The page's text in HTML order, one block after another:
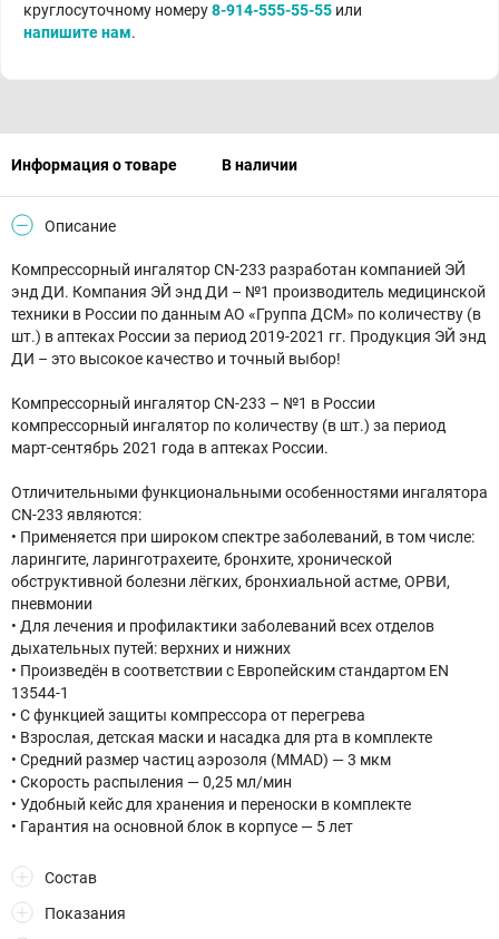
круглосуточному номеру8-914-555-55-55 или
напишите нам.
Информация о товаре В наличии
Описание
Компрессорный ингалятор CN-233 разработан компанией ЭЙ
энд ДИ. Компания ЭЙ энд ДИ – №1 производитель медицинской
техники в России по данным АО «Группа ДСМ» по количеству (в
шт.) в аптеках России за период 2019-2021 гг. Продукция ЭЙ энд
ДИ – это высокое качество и точный выбор!
Компрессорный ингалятор CN-233 – №1 в России
компрессорный ингалятор по количеству (в шт.) за период
март-сентябрь 2021 года в аптеках России.
Отличительными функциональными особенностями ингалятора
CN-233 являются:
• Применяется при широком спектре заболеваний, в том числе:
ларингите, ларинготрахеите, бронхите, хронической
обструктивной болезни лёгких, бронхиальной астме, ОРВИ,
пневмонии
• Для лечения и профилактики заболеваний всех отделов
дыхательных путей: верхних и нижних
• Произведён в соответствии с Европейским стандартом EN
13544-1
• С функцией защиты компрессора от перегрева
• Взрослая, детская маски и насадка для рта в комплекте
• Средний размер частиц аэрозоля (MMAD) — 3 мкм
• Скорость распыления — 0,25 мл/мин
• Удобный кейс для хранения и переноски в комплекте
• Гарантия на основной блок в корпусе — 5 лет
Состав
Показания